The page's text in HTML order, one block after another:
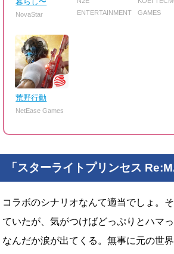
NovaStar
ENTERTAINMENT
GAMES
荒野行動
NetEase Games
「スターライトプリンセス
コラボのシナリオなんて適当でしょ。
ていたが、気がつけばどっぷりとハマ
なんだか涙が出てくる。無事に元の世